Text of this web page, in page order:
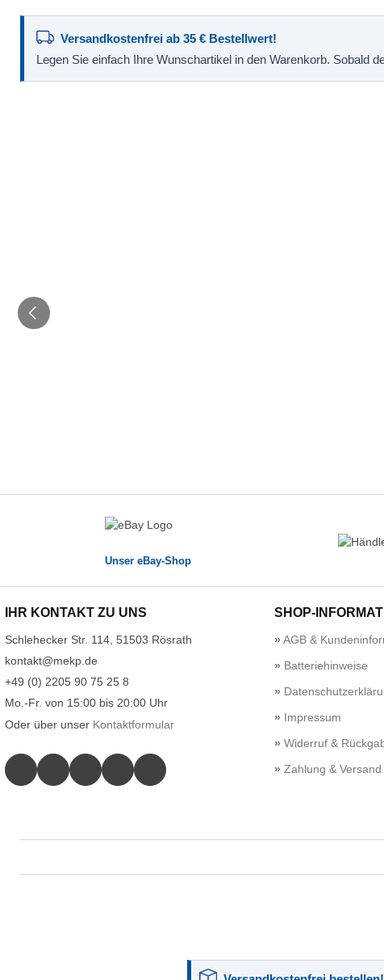
Versandkostenfrei ab 35 € Bestellwert!
Legen Sie einfach Ihre Wunschartikel in den Warenkorb. Sobald
Unser eBay-Shop
IHR KONTAKT ZU UNS
Schlehecker Str. 114, 51503 Rösrath
kontakt@mekp.de
+49 (0) 2205 90 75 25 8
Mo.-Fr. von 15:00 bis 20:00 Uhr
Oder über unser Kontaktformular
SHOP-
AGB &
Batteriehinweise
Impressum
Widerruf &
Zahlung & Versand